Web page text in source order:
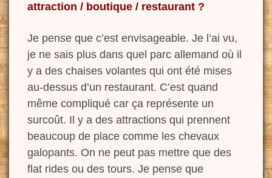
attraction / boutique / restaurant ?
Je pense que c’est envisageable. Je l’ai vu,
je ne sais plus dans quel parc allemand où il
y a des chaises volantes qui ont été mises
au-dessus d’un restaurant. C’est quand
même compliqué car ça représente un
surcoût. I l y a des attractions qui prennent
beaucoup de place comme les chevaux
galopants. On ne peut pas mettre que des
flat rides ou des tours. Je pense que